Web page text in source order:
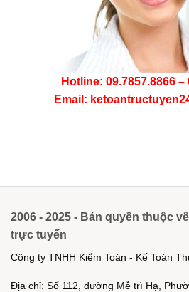
Hotline: 09.7857.8866 –
Email:
2006 - 2025 - Bản quyền thuộc
trực tuyến
Công ty TNHH Kiểm Toán - Kế Toán
Địa chỉ: Số 112, đường Mễ trì Hạ,